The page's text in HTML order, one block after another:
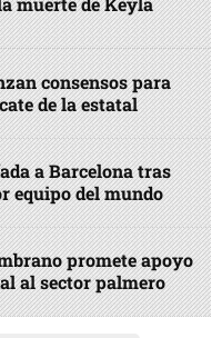
consensos para
de la estatal
a Barcelona tras
equipo del mundo
promete apoyo
al sector palmero